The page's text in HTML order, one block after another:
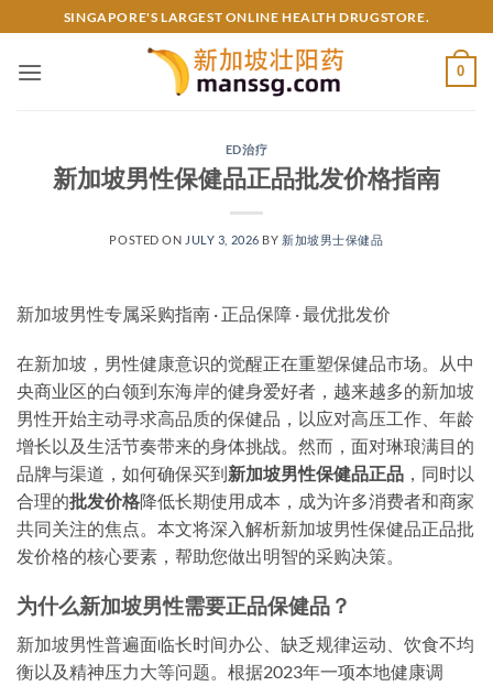
to
content
SINGAPORE'S LARGEST ONLINE HEALTH DRUGSTORE.
0
ED治疗
新加坡男性保健品正品批发价格指南
POSTED ON JULY 3, 2026 BY 新加坡男士保健品
新加坡男性专属采购指南 · 正品保障 · 最优批发价
在新加坡，男性健康意识的觉醒正在重塑保健品市场。从中
央商业区的白领到东海岸的健身爱好者，越来越多的新加坡
男性开始主动寻求高品质的保健品，以应对高压工作、年龄
增长以及生活节奏带来的身体挑战。然而，面对琳琅满目的
品牌与渠道，如何确保买到新加坡男性保健品正品 ，同时以
合理的批发价格降低长期使用成本，成为许多消费者和商家
共同关注的焦点。本文将深入解析新加坡男性保健品正品批
发价格的核心要素，帮助您做出明智的采购决策。
为什么新加坡男性需要正品保健品？
新加坡男性普遍面临长时间办公、缺乏规律运动、饮食不均
衡以及精神压力大等问题。根据2023年一项本地健康调